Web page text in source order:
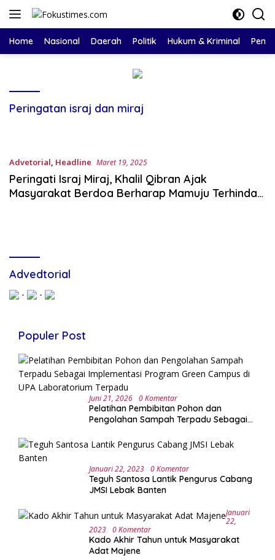
Langsung
Home Nasional Daerah Politik Hukum & Kriminal
Peringatan israj dan miraj
Advetorial, Headline Maret 19, 2025
Peringati Israj Miraj, Khalil Qibran Ajak
Masyarakat Berdoa Berharap Mamuju Terhindar
Advedtorial
- -
Populer Post
Juni 21, 2026 0 Komentar
Pelatihan Pembibitan Pohon dan
Pengolahan Sampah Terpadu Sebagai
UPA Laboratorium Terpadu
Januari 22, 2023 0 Komentar
Teguh Santosa Lantik Pengurus Cabang
JMSI Lebak Banten
Januari
22,
2023 0 Komentar
Kado Akhir Tahun untuk Masyarakat
Adat Majene